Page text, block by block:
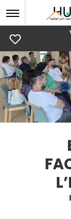
Skip
to
main
content